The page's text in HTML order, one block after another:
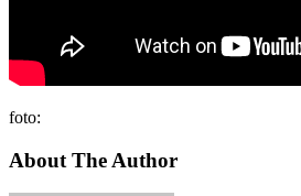
foto:
About The Author